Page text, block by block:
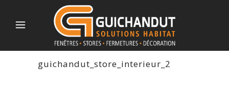
guichandut_store_interieur_2